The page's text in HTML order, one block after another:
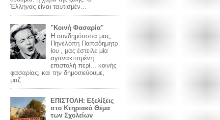
Έλληνας είναι ταυτισμέν...
"Κοινή Φασαρία"
Η συνδημότισσα μας,
Πηνελόπη Παπαδημητρ
ίου , μας έστειλε μία
αγανακτισμένη
επιστολή περί... κοινής
φασαρίας, και την δημοσιεύουμε,
μαζ...
ΕΠΙΣΤΟΛΗ: Εξελίξεις
στο Κτηριακό Θέμα
των Σχολείων